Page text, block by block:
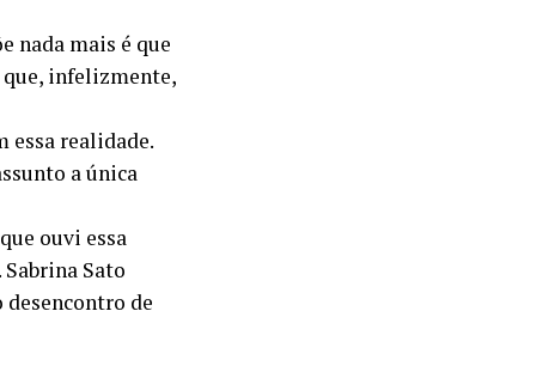
nada mais é que
que, infelizmente,
essa realidade.
a única
ouvi essa
Sato
de